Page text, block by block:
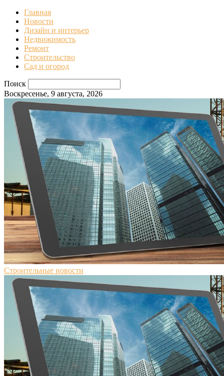
Главная
Новости
Дизайн и интерьер
Недвижимость
Ремонт
Строительство
Сад и огород
Поиск
Воскресенье, 9 августа, 2026
Строительные новости